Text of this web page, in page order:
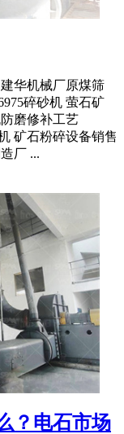
华机械厂原煤筛
碎砂机 萤石矿
磨修补工艺
矿石粉碎设备销售
厂 ...
？电石市场